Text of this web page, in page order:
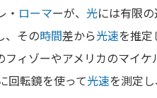
・ ローマーが、 光には有限
、その時間差から光速を推定
フィゾーやアメリカのマイケ
回転鏡を使って光速を測定